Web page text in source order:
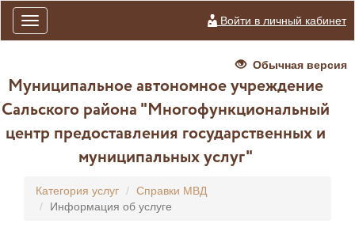
Toggle
navigation
Войти в личный кабинет
Обычная версия
Муниципальное автономное учреждение
Сальского района "Многофункциональный
центр предоставления государственных и
муниципальных услуг"
Категория услуг
Справки МВД
Информация об услуге